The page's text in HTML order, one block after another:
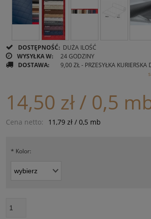
DOSTĘPNOŚĆ: DUŻA ILOŚĆ
WYSYŁKA W:
24 GODZINY
DOSTAWA:
9,00 ZŁ- PRZESYŁKA KURIERSKA
CENA NIE ZAWIERA EWENTUALNYCH
14,50 zł/ 0,5
Cena netto: 11,79 zł / 0,5 mb
* Kolor: